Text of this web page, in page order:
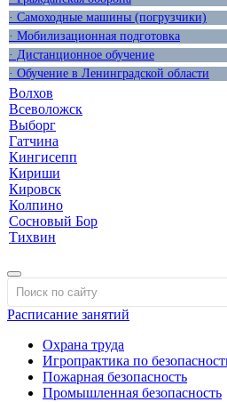
· Самоходные машины (погрузчики)
· Мобилизационная подготовка
· Дистанционное обучение
· Обучение в Ленинградской области
Волхов
Всеволожск
Выборг
Гатчина
Кингисепп
Кириши
Кировск
Колпино
Сосновый Бор
Тихвин
Расписание занятий
Охрана труда
Игропрактика по
Пожарная безопасность
Промышленная безопасность